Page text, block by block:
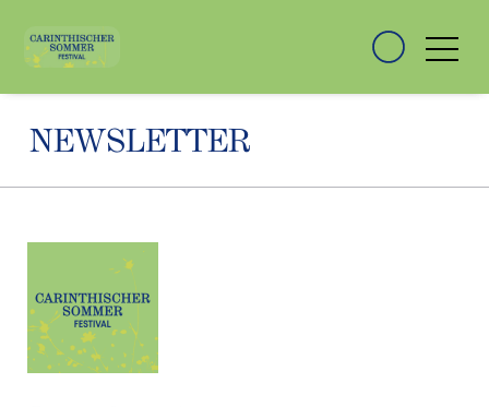
NEWSLETTER